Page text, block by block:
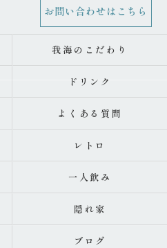
お問い合わせはこちら
我海のこだわり
ドリンク
よくある質問
レトロ
一人飲み
隠れ家
ブログ